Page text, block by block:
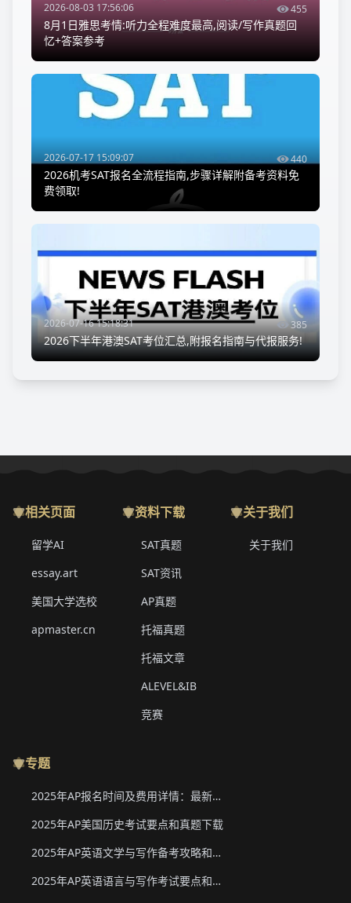
2026-08-03 17:56:06 455
8月1日雅思考情:听力全程难度最高,阅读/写作真题回
忆+答案参考
2026-07-17 15:09:07 440
2026机考SAT报名全流程指南,步骤详解附备考资料免
费领取!
2026-07-16 15:18:31 385
2026下半年港澳SAT考位汇总,附报名指南与代报服务!
相关页面
留学AI
essay.art
美国大学选校
apmaster.cn
资料下载
SAT真题
SAT资讯
AP真题
托福真题
托福文章
ALEVEL&IB
竞赛
关于我们
关于我们
专题
2025年AP报名时间及费用详情：最新香港、韩国、新加坡二轮报名信息
2025年AP美国历史考试要点和真题下载
2025年AP英语文学与写作备考攻略和真题下载
2025年AP英语语言与写作考试要点和真题下载